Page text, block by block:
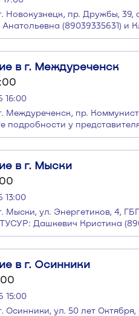
Новокузнецк, пр. Дружбы,
(89039335631) и
в г. Междуреченск
16:00
Междуреченск, пр.
подробности у
в г. Мыски
13:00
Мыски, ул. Энергетиков, 4,
Дашкевич Кристина
в г. Осинники
15:00
Осинники, ул. 50 лет